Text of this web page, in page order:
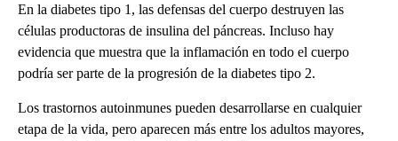
En la diabetes tipo 1, las defensas del cuerpo destruyen las
células productoras de insulina del páncreas. Incluso hay
evidencia que muestra que la inflamación en todo el cuerpo
podría ser parte de la progresión de la diabetes tipo 2.
Los trastornos autoinmunes pueden desarrollarse en cualquier
etapa de la vida, pero aparecen más entre los adultos mayores,